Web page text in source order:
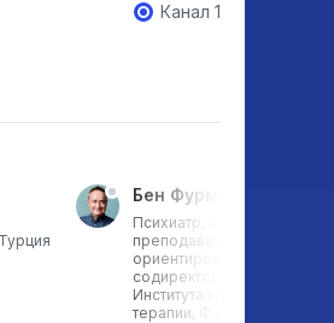
Канал 1
Бен Фурман
Психиатр, автор и
преподаватель проблемно-
ориентированной терапии,
содиректор Хельсинского
Института краткосрочной
терапии, Финляндия